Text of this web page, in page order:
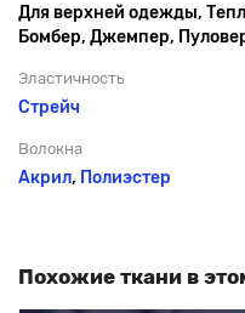
Для верхней одежды,
Бомбер, Джемпер,
Эластичность
Стрейч
Волокна
Акрил, Полиэстер
Похожие ткани в